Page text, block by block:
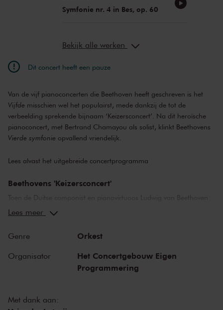
Symfonie nr. 4 in Bes, op. 60
Bekijk alle werken
Dit concert heeft een pauze
Van de vijf pianoconcerten die Beethoven heeft geschreven is het
Vijfde misschien wel het populairst, mede dankzij de tot de
verbeelding sprekende bijnaam ‘Keizersconcert’. Na dit heroïsche
pianoconcert, met Bertrand Chamayou als solist, klinkt Beethovens
Vierde symfonie opvallend vriendelijk.
Lees alvast het uitgebreide concertprogramma
Beethovens 'Keizersconcert'
Toen de Duitse componist en pianovirtuoos Ludwig van Beethoven
zijn
verwijzende bijnaam ‘Keizersconcert’ is niet van Beethoven zelf,
maar past wel goed bij de grootse opzet en het heroïsche karakter
van het concert. Imposante, meeslepende muziek met een prachtig
meditatief middendeel, vanavond met solist Bertrand Chamayou.
Symfonie nr. 4
Lees meer
Genre Orkest
Organisator
Het Concertgebouw Eigen
Programmering
Met dank aan: